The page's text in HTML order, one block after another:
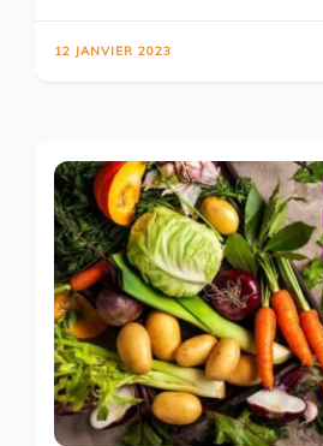
12 JANVIER 2023